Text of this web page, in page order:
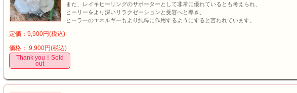
また、レイキヒーリングのサポーターとして非常に優れているとも考えられ、
ヒーリーをより深いリラクゼーションと受容へと導き、
ヒーラーのエネルギーもより純粋に作用するようにすると言われています。
定価：9,900円(税込)
価格： 9,900円(税込)
Thank you！Sold
out